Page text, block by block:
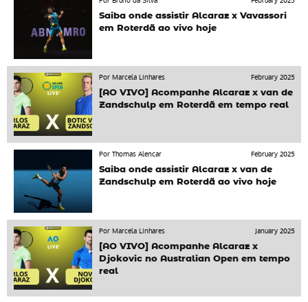
Saiba onde assistir Alcaraz x Vavassori
em Roterdã ao vivo hoje
Por Marcela Linhares
February 2025
[AO VIVO] Acompanhe Alcaraz x van de
Zandschulp em Roterdã em tempo real
Por Thomas Alencar
February 2025
Saiba onde assistir Alcaraz x van de
Zandschulp em Roterdã ao vivo hoje
Por Marcela Linhares
January 2025
[AO VIVO] Acompanhe Alcaraz x
Djokovic no Australian Open em tempo
real